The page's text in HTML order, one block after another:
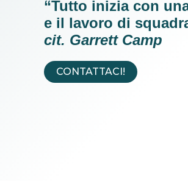
“Tutto inizia con
e il lavoro di
cit. Garrett Camp
CONTATTACI!